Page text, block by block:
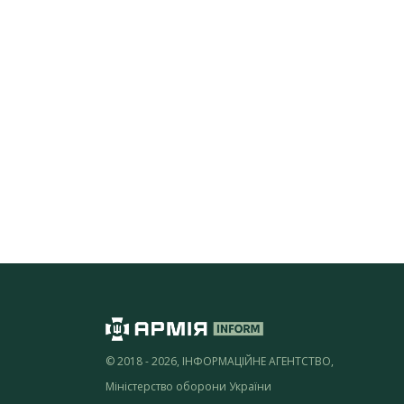
© 2018 - 2026, ІНФОРМАЦІЙНЕ АГЕНТСТВО,
Міністерство оборони України